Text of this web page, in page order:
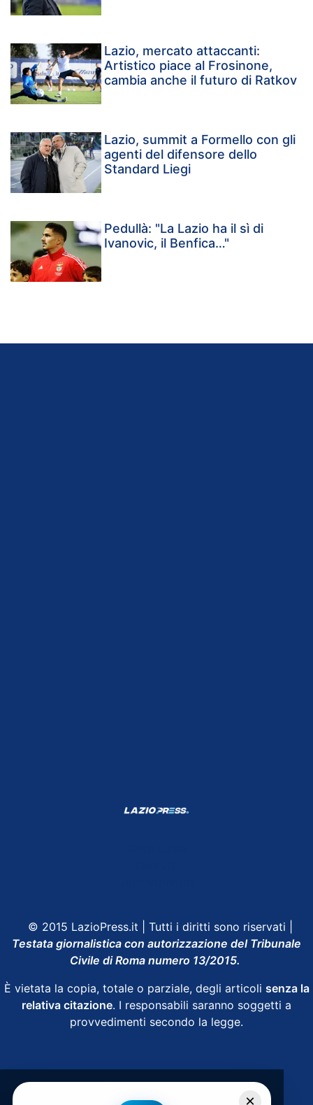
Lazio, mercato attaccanti:
Artistico piace al Frosinone,
cambia anche il futuro di Ratkov
Lazio, summit a Formello con gli
agenti del difensore dello
Standard Liegi
Pedullà: "La Lazio ha il sì di
Ivanovic, il Benfica…"
© 2015 LazioPress.it | Tutti i diritti sono riservati |
Testata giornalistica con autorizzazione del Tribunale
Civile di Roma numero 13/2015.
È vietata la copia, totale o parziale, degli articoli senza la
relativa citazione. I responsabili saranno soggetti a
provvedimenti secondo la legge.
×